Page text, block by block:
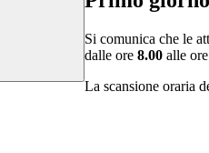
Si comunica che le
dalle ore 8.00 alle ore
La scansione oraria